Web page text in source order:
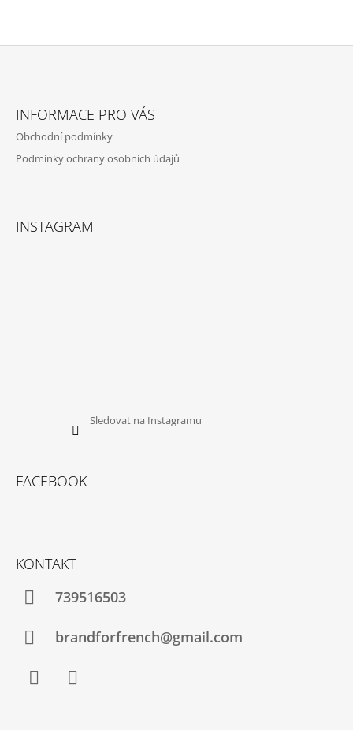
INFORMACE PRO VÁS
Obchodní podmínky
Podmínky ochrany osobních údajů
INSTAGRAM
Sledovat na Instagramu
FACEBOOK
KONTAKT
739516503
brandforfrench@gmail.com